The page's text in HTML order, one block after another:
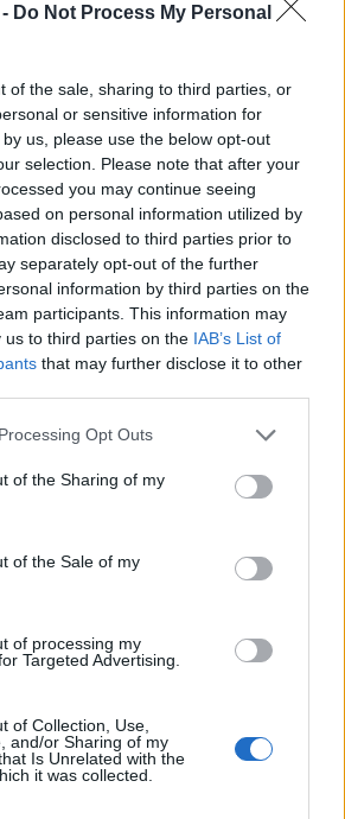
Do Not Process My Personal
of the sale, sharing to third parties, or
or sensitive information for
us, please use the below opt-out
selection. Please note that after your
you may continue seeing
on personal information utilized by
disclosed to third parties prior to
separately opt-out of the further
information by third parties on the
participants. This information may
us to third parties on the IAB’s List of
that may further disclose it to other
website/app uses one or more Google
or usage behaviour. You may click to
to Google and its third-party tags to
specified purposes in below Google
Opt Outs
of the Sharing of my
of the Sale of my
of processing my
Targeted Advertising.
of Collection, Use,
and/or Sharing of my
Is Unrelated with the
it was collected.